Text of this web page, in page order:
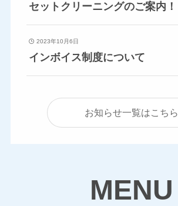
セットクリーニングのご案内！
2023年10月6日
インボイス制度について
お知らせ一覧はこちら
MENU